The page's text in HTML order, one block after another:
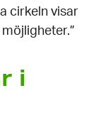
cirkeln visar
i